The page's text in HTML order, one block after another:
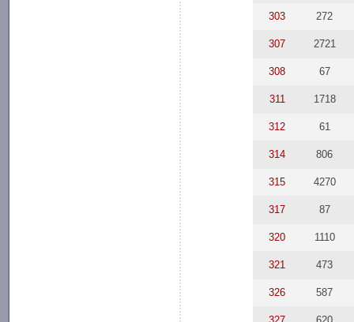
303 272
307 2721
308 67
311 1718
312 61
314 806
315 4270
317 87
320 1110
321 473
326 587